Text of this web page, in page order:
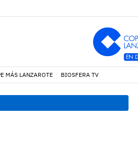
MÁS LANZAROTE BIOSFERA TV